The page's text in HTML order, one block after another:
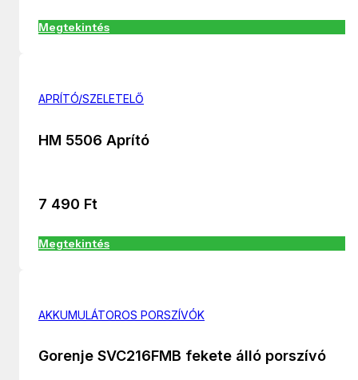
Megtekintés
APRÍTÓ/SZELETELŐ
HM 5506 Aprító
7 490 Ft
Megtekintés
AKKUMULÁTOROS PORSZÍVÓK
Gorenje SVC216FMB fekete álló porszívó